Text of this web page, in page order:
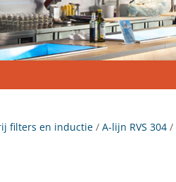
filters en inductie /A-lijn RVS 304 /